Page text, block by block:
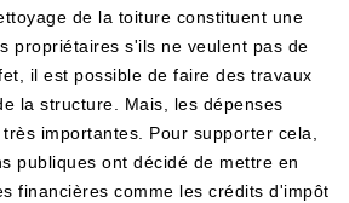
de la toiture constituent une
propriétaires s'ils ne veulent pas de
il est possible de faire des travaux
la structure. Mais, les dépenses
importantes. Pour supporter cela,
publiques ont décidé de mettre en
financières comme les crédits d'impôt